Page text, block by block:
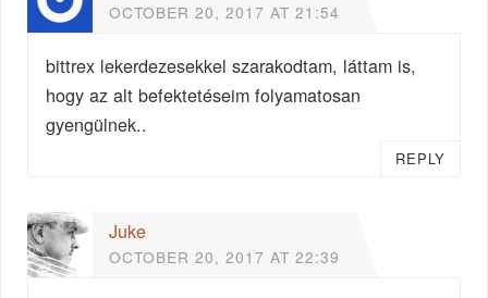
OCTOBER 20, 2017 AT 21:54
bittrex lekerdezesekkel szarakodtam, láttam is,
hogy az alt befektetéseim folyamatosan
gyengülnek..
REPLY
Juke
OCTOBER 20, 2017 AT 22:39